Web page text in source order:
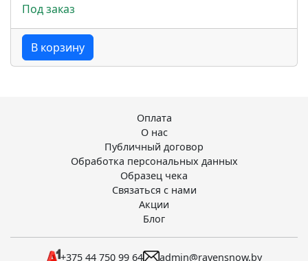
Под заказ
В корзину
Оплата
О нас
Публичный договор
Обработка персональных данных
Образец чека
Связаться с нами
Акции
Блог
+375 44 750 99 64 admin@ravensnow.by